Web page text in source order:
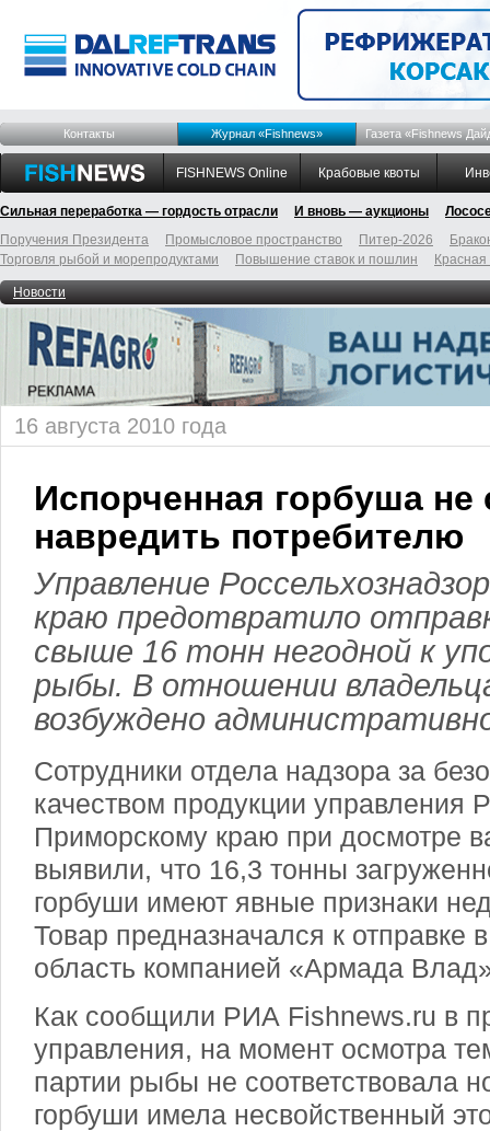
Контакты Журнал «Fishnews» Газета «Fishnews
FISHNEWS Online Крабовые квоты
Сильная переработка — гордость отрасли И вновь — аукционы
Поручения Президента
Промысловое пространство Питер-2026
Торговля рыбой и морепродуктами
Повышение ставок и пошлин
Новости
16 августа 2010 года
Испорченная горбуша не
навредить потребителю
Управление
краю предотвратило
свыше 16 тонн негодной к
рыбы. В отношении
возбуждено
Сотрудники отдела надзора за
качеством продукции управления
Приморскому краю при досмотре
выявили, что 16,3 тонны
горбуши имеют явные признаки
Товар предназначался к отправке
область компанией «Армада
Как сообщили РИА Fishnews.ru в
управления, на момент осмотра
партии рыбы не соответствовала
горбуши имела несвойственный